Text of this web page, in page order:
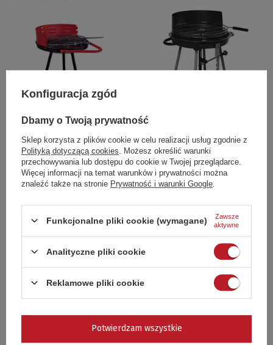
GRILL WĘGLOWY OKRĄGŁY
RUCHOMY śr. 41 cm - 19771
94,00 zł / szt.
GRILL WĘGLOWY OKRĄGŁY HEBEFIX
śr. 47 cm - 10560
199,00 zł / szt.
Polecamy
Konfiguracja zgód
Dbamy o Twoją prywatność
Sklep korzysta z plików cookie w celu realizacji usług zgodnie z
Polityką dotyczącą cookies . Możesz określić warunki
przechowywania lub dostępu do cookie w Twojej przeglądarce.
Więcej informacji na temat warunków i prywatności można
znaleźć także na stronie Prywatność i warunki Google
Funkcjonalne pliki cookie (wymagane)
Zawsze
aktywne
Analityczne pliki cookie
Reklamowe pliki cookie
Potwierdzam wszystkie